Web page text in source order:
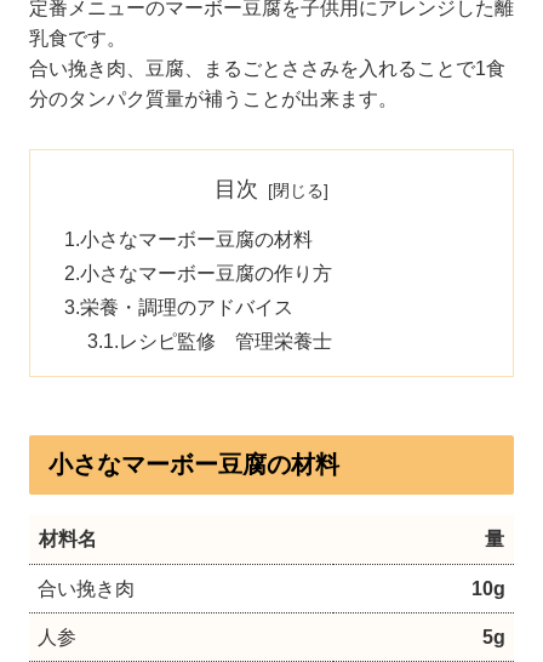
定番メニューのマーボー豆腐を子供用にアレンジした離
乳食です。
合い挽き肉、豆腐、まるごとささみを入れることで1食
分のタンパク質量が補うことが出来ます。
目次
小さなマーボー豆腐の材料
小さなマーボー豆腐の作り方
栄養・調理のアドバイス
レシピ監修 管理栄養士
小さなマーボー豆腐の材料
材料名 量
合い挽き肉 10g
人参 5g